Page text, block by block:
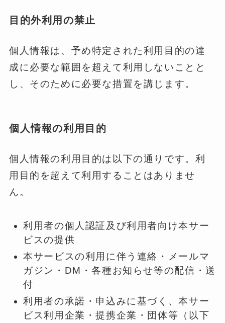
目的外利用の禁止
個人情報は、予め特定された利用目的の達
成に必要な範囲を超えて利用しないことと
し、そのために必要な措置を講じます。
個人情報の利用目的
個人情報の利用目的は以下の通りです。利
用目的を超えて利用することはありませ
ん。
利用者の個人認証及び利用者向け本サー
ビスの提供
本サービスの利用に伴う連絡・メールマ
ガジン・DM・各種お知らせ等の配信・送
付
利用者の承諾・申込みに基づく、本サー
ビス利用企業・提携企業・団体等（以下